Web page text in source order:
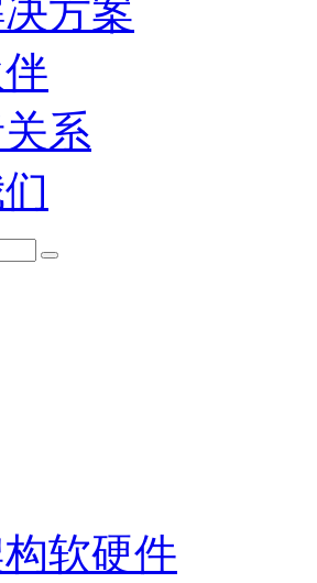
方案
系
软硬件